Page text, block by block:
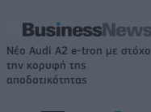
Νέο Audi A2 e-tron με στόχο
την κορυφή της
αποδοτικότητας